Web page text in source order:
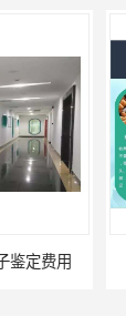
鉴定费用